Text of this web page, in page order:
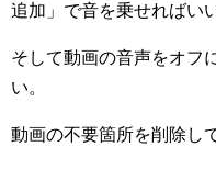
追加」で音を乗せればい
そして動画の音声をオフ
い。
動画の不要箇所を削除し